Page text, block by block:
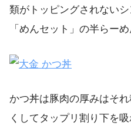
類がトッピングされない
「めんセット」の半らー
かつ丼は豚肉の厚みはそ
くしてタップリ割り下を